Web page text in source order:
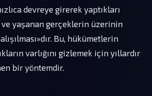
devreye girerek yaptıkları
ve yaşanan gerçeklerin üzerinin
Bu, hükümetlerin
varlığını gizlemek için yıllardır
bir yöntemdir.